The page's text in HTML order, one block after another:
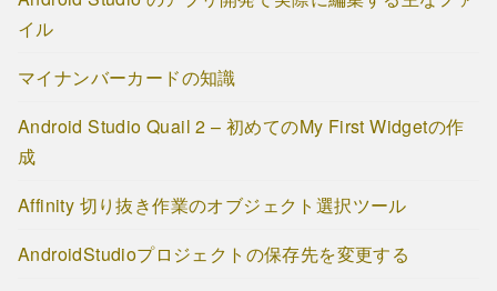
イル
マイナンバーカードの知識
Android Studio Quail 2 – 初めてのMy First Widgetの作
成
Affinity 切り抜き作業のオブジェクト選択ツール
AndroidStudioプロジェクトの保存先を変更する